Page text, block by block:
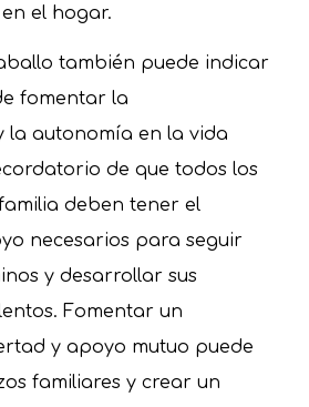
el hogar.
también puede indicar
fomentar la
la autonomía en la vida
de que todos los
deben tener el
necesarios para seguir
y desarrollar sus
Fomentar un
y apoyo mutuo puede
familiares y crear un